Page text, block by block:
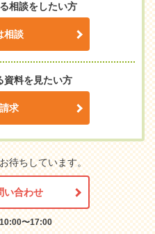
相談をしたい方
相談
資料を見たい方
求
待ちしています。
い合わせ
〜17:00